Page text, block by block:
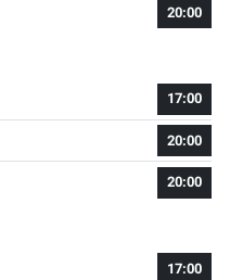
20:00
17:00
20:00
20:00
17:00